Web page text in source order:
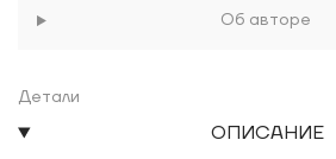
Об авторе
Детали
ОПИСАНИЕ